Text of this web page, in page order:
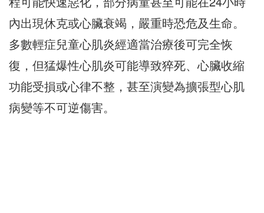
內出現休克或心臟衰竭，嚴重時恐危及生命。
多數輕症兒童心肌炎經適當治療後可完全恢
復，但猛爆性心肌炎可能導致猝死、心臟收縮
功能受損或心律不整，甚至演變為擴張型心肌
病變等不可逆傷害。